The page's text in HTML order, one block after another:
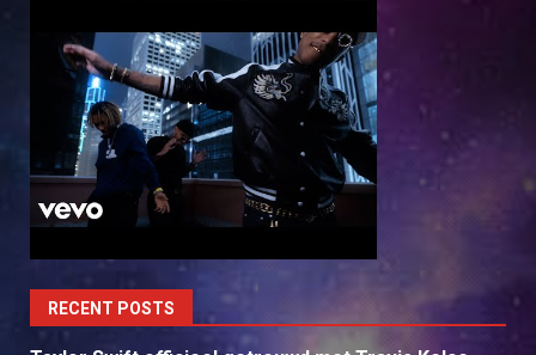
RECENT POSTS